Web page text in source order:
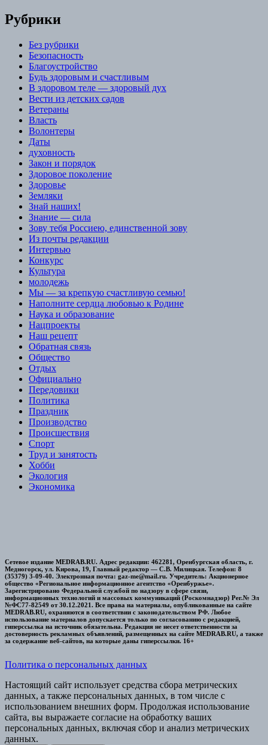
Рубрики
Без рубрики
Безопасность
Благоустройство
Будь здоровым и счастливым
В здоровом теле — здоровый дух
Вести из детских садов
Ветераны
Власть
Волонтеры
Даты
духовность
Закон и порядок
Здоровое поколение
Здоровье
Земляки
Знай наших!
Знание — сила
Зову тебя Россиею, единственной зову
Из почты редакции
Интервью
Конкурс
Культура
молодежь
Мы — за крепкую счастливую семью!
Наполните сердца любовью к Родине
Наука и образование
Нацпроекты
Наш рецепт
Обратная связь
Общество
Отдых
Официально
Передовики
Политика
Праздник
Производство
Происшествия
Спорт
Труд и занятость
Хобби
Экология
Экономика
Сетевое издание MEDRAB.RU. Адрес редакции: 462281, Оренбургская область, г.
Медногорск, ул. Кирова, 19, Главный редактор — С.В. Милицкая. Телефон: 8
(35379) 3-09-40. Электронная почта: gaz-me@mail.ru. Учредитель: Акционерное
общество «Региональное информационное агентство «Оренбуржье».
Зарегистрировано Федеральной службой по надзору в сфере связи,
информационных технологий и массовых коммуникаций (Роскомнадзор) Рег.№ Эл
№ФС77-82549 от 30.12.2021. Все права на материалы, опубликованные на сайте
MEDRAB.RU, охраняются в соответствии с законодательством РФ. Любое
использование материалов допускается только по согласованию с редакцией,
гиперссылка на источник обязательна. Редакция не несет ответственности за
достоверность рекламных объявлений, размещенных на сайте MEDRAB.RU, а также
за содержание веб-сайтов, на которые даны гиперссылки. 16+
Политика о персональных данных
Настоящий сайт использует средства сбора метрических
данных, а также персональных данных, в том числе с
использованием внешних форм. Продолжая использование
сайта, вы выражаете согласие на обработку ваших
персональных данных, включая сбор и анализ метрических
данных.